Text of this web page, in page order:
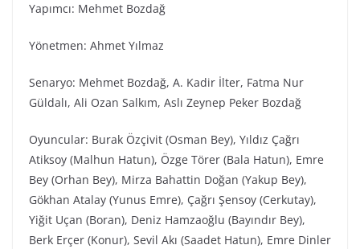
Yapımcı: Mehmet Bozdağ
Yönetmen: Ahmet Yılmaz
Senaryo: Mehmet Bozdağ, A. Kadir İlter, Fatma Nur
Güldalı, Ali Ozan Salkım, Aslı Zeynep Peker Bozdağ
Oyuncular: Burak Özçivit (Osman Bey), Yıldız Çağrı
Atiksoy (Malhun Hatun), Özge Törer (Bala Hatun), Emre
Bey (Orhan Bey), Mirza Bahattin Doğan (Yakup Bey),
Gökhan Atalay (Yunus Emre), Çağrı Şensoy (Cerkutay),
Yiğit Uçan (Boran), Deniz Hamzaoğlu (Bayındır Bey),
Berk Erçer (Konur), Sevil Akı (Saadet Hatun), Emre Dinler